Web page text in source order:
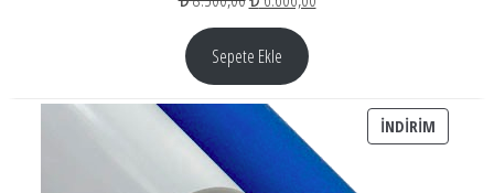
Sepete Ekle
İNDIRIM